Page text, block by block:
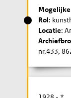
Rol:
Locatie:
nr.433,